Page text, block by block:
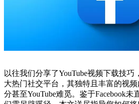
以往我们分享了YouTube视频下载技巧
大热门社交平台，其独特且丰富的视
分甚至YouTube难觅。鉴于Facebook